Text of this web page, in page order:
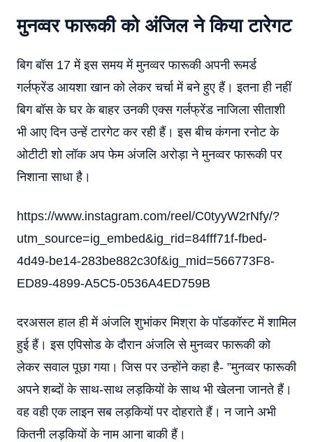
मुनव्वर फारूकी को अंजिल ने किया टारेगट
बिग बॉस 17 में इस समय में मुनव्वर फारूकी अपनी रूमर्ड
गर्लफ्रेंड आयशा खान को लेकर चर्चा में बने हुए हैं। इतना ही नहीं
बिग बॉस के घर के बाहर उनकी एक्स गर्लफ्रेंड नाजिला सीताशी
भी आए दिन उन्हें टारगेट कर रही हैं। इस बीच कंगना रनोट के
ओटीटी शो लॉक अप फेम अंजलि अरोड़ा ने मुनव्वर फारूकी पर
निशाना साधा है।
https://www.instagram.com/reel/C0tyyW2rNfy/?
utm_source=ig_embed&ig_rid=84fff71f-fbed-
4d49-be14-283be882c30f&ig_mid=566773F8-
ED89-4899-A5C5-0536A4ED759B
दरअसल हाल ही में अंजलि शुभांकर मिश्रा के पॉडकॉस्ट में शामिल
हुई हैं। इस एपिसोड के दौरान अंजलि से मुनव्वर फारूकी को
लेकर सवाल पूछा गया। जिस पर उन्होंने कहा है- ”मुनव्वर फारूकी
अपने शब्दों के साथ-साथ लड़कियों के साथ भी खेलना जानते हैं।
वह वही एक लाइन सब लड़कियों पर दोहराते हैं। न जाने अभी
कितनी लड़कियों के नाम आना बाकी हैं।